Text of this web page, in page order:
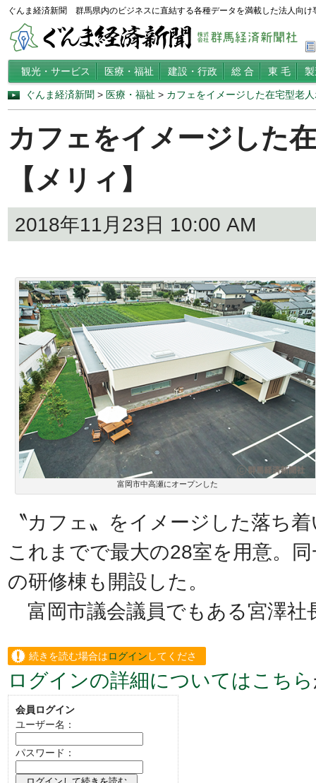
ぐんま経済新聞 群馬県内のビジネスに直結する各種データを満載した法人向け
観光・サービス 医療・福祉 建設・行政 総 合 東 毛
ぐんま経済新聞 > 医療・福祉 > カフェをイメージした在宅型老
カフェをイメージした
【メリィ】
2018年11月23日 10:00 AM
富岡市中高瀬にオープンした
〝カフェ〟をイメージした落ち
これまでで最大の28室を用意。
の研修棟も開設した。
富岡市議会議員でもある宮澤社
続きを読む場合はログイン してくださ
い。
ログインの詳細についてはこちら
会員ログイン
ユーザー名：
パスワード：